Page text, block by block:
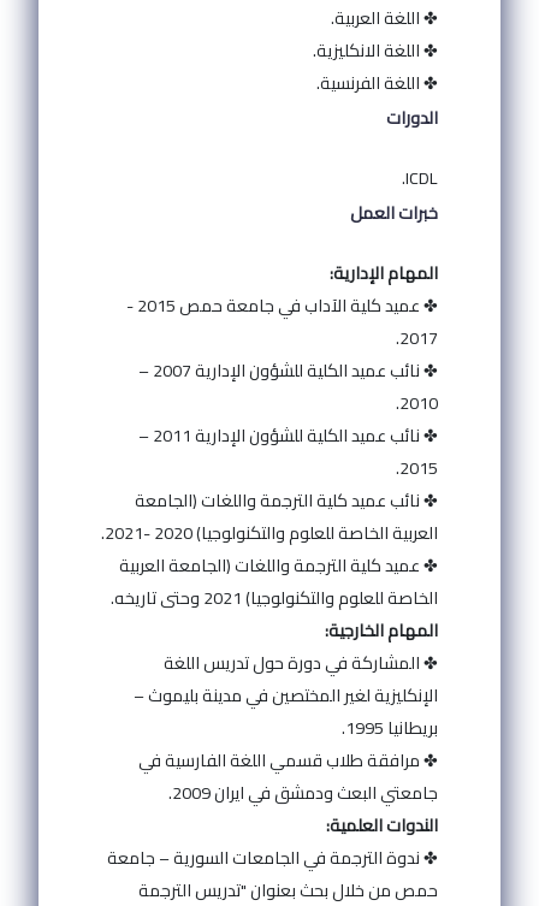
✤ اللغة العربية.
✤ اللغة الانكليزية.
✤ اللغة الفرنسية.
الدورات
ICDL.
خبرات العمل
المهام الإدارية:
✤ عميد كلية الآداب في جامعة حمص 2015 -
2017.
✤ نائب عميد الكلية للشؤون الإدارية 2007 –
2010.
✤ نائب عميد الكلية للشؤون الإدارية 2011 –
2015.
✤ نائب عميد كلية الترجمة واللغات (الجامعة
العربية الخاصة للعلوم والتكنولوجيا) 2020 -2021.
✤ عميد كلية الترجمة واللغات (الجامعة العربية
الخاصة للعلوم والتكنولوجيا) 2021 وحتى تاريخه.
المهام الخارجية:
✤ المشاركة في دورة حول تدريس اللغة
الإنكليزية لغير المختصين في مدينة بليموث –
بريطانيا 1995.
✤ مرافقة طلاب قسمي اللغة الفارسية في
جامعتي البعث ودمشق في ايران 2009.
الندوات العلمية:
✤ ندوة الترجمة في الجامعات السورية – جامعة
حمص من خلال بحث بعنوان "تدريس الترجمة